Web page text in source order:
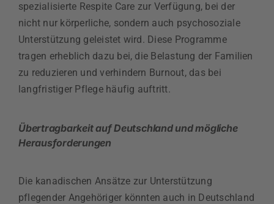
spezialisierte Respite Care zur Verfügung, bei der
nicht nur körperliche, sondern auch psychosoziale
Unterstützung geleistet wird. Diese Programme
tragen erheblich dazu bei, die Belastung der Familien
zu reduzieren und verhindern Burnout, das bei
langfristiger Pflege häufig auftritt.
Übertragbarkeit auf Deutschland und mögliche
Herausforderungen
Die kanadischen Ansätze zur Unterstützung
pflegender Angehöriger könnten auch in Deutschland